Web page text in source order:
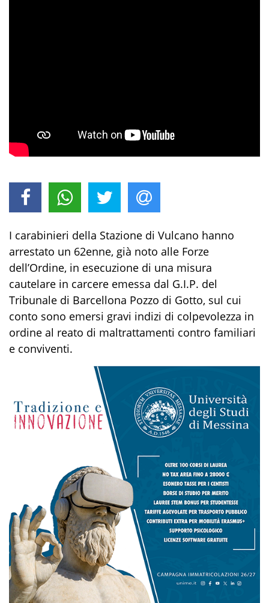
I carabinieri della Stazione di Vulcano hanno
arrestato un 62enne, già noto alle Forze
dell’Ordine, in esecuzione di una misura
cautelare in carcere emessa dal G.I.P. del
Tribunale di Barcellona Pozzo di Gotto, sul cui
conto sono emersi gravi indizi di colpevolezza in
ordine al reato di maltrattamenti contro familiari
e conviventi.